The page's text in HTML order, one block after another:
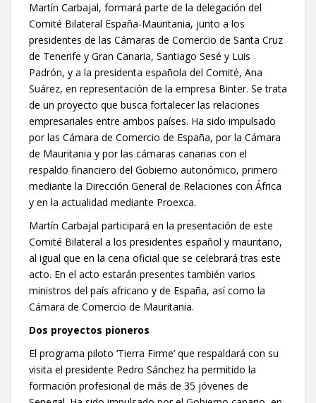
Martín Carbajal, formará parte de la delegación del
Comité Bilateral España-Mauritania, junto a los
presidentes de las Cámaras de Comercio de Santa Cruz
de Tenerife y Gran Canaria, Santiago Sesé y Luis
Padrón, y a la presidenta española del Comité, Ana
Suárez, en representación de la empresa Binter. Se trata
de un proyecto que busca fortalecer las relaciones
empresariales entre ambos países. Ha sido impulsado
por las Cámara de Comercio de España, por la Cámara
de Mauritania y por las cámaras canarias con el
respaldo financiero del Gobierno autonómico, primero
mediante la Dirección General de Relaciones con África
y en la actualidad mediante Proexca.
Martín Carbajal participará en la presentación de este
Comité Bilateral a los presidentes español y mauritano,
al igual que en la cena oficial que se celebrará tras este
acto. En el acto estarán presentes también varios
ministros del país africano y de España, así como la
Cámara de Comercio de Mauritania.
Dos proyectos pioneros
El programa piloto ‘Tierra Firme’ que respaldará con su
visita el presidente Pedro Sánchez ha permitido la
formación profesional de más de 35 jóvenes de